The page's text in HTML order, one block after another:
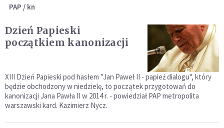
PAP / kn
Dzień Papieski
początkiem kanonizacji
XIII Dzień Papieski pod hasłem "Jan Paweł II - papież dialogu", który
będzie obchodzony w niedzielę, to początek przygotowań do
kanonizacji Jana Pawła II w 2014 r. - powiedział PAP metropolita
warszawski kard. Kazimierz Nycz.